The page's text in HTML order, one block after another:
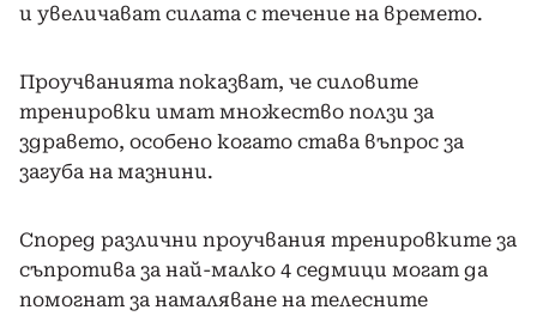
и увеличават силата с течение на времето.
Проучванията показват, че силовите
тренировки имат множество ползи за
здравето, особено когато става въпрос за
загуба на мазнини.
Според различни проучвания тренировките за
съпротива за най-малко 4 седмици могат да
помогнат за намаляване на телесните